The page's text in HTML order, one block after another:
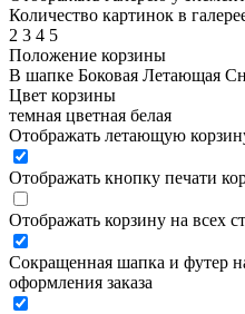
Количество картинок в
2 3 4 5
Положение корзины
В шапке Боковая Летающая
Цвет корзины
темная цветная белая
Отображать летающую
Отображать кнопку печати
Отображать корзину на всех
Сокращенная шапка и футер
оформления заказа